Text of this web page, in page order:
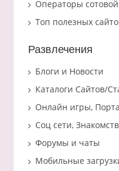
Операторы сотовой
Топ полезных
Развлечения
Блоги и Новости
Каталоги Сайтов/
Онлайн игры,
Соц сети,
Форумы и чаты
Мобильные